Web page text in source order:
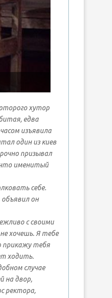
хутор
едва
изъявила
один из киев
призывал
что именитый
себе.
он
с своими
хочешь. Я тебе
прикажу тебя
ходить.
случае
на двор,
ректора,